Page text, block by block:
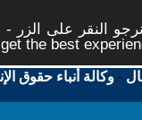
النقر على الزر
the best
-وكالة أنباء حقوق